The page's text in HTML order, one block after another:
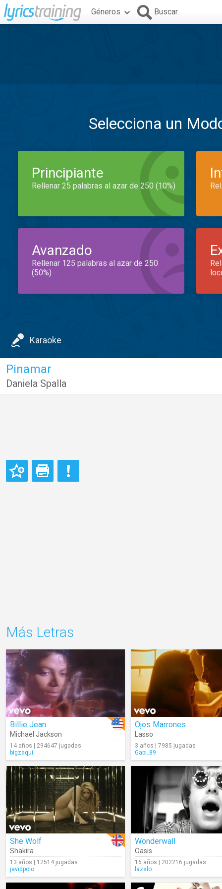
Géneros Buscar
Selecciona un
Principiante
Rellenar 25 palabras al azar de 250 (10%)
Avanzado
Rellenar 125 palabras al azar de 250
(50%)
Karaoke
Pinamar
Daniela Spalla
Más Letras
Billie Jean
Michael Jackson
14 años | 294647 jugadas
bigzaqui
Ojos Marrones
Lasso
3 años | 7985 jugadas
Gabi_89
She Wolf
Shakira
13 años | 12514 jugadas
javidpolo
Wonderwall
Oasis
16 años | 202216 jugadas
lazslo